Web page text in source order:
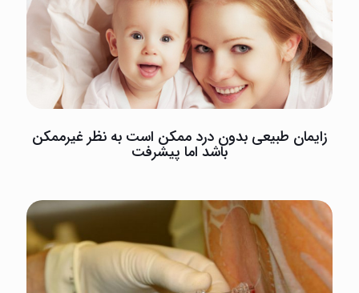
زایمان طبیعی بدون درد ممکن است به نظر غیرممکن
باشد اما پیشرفت